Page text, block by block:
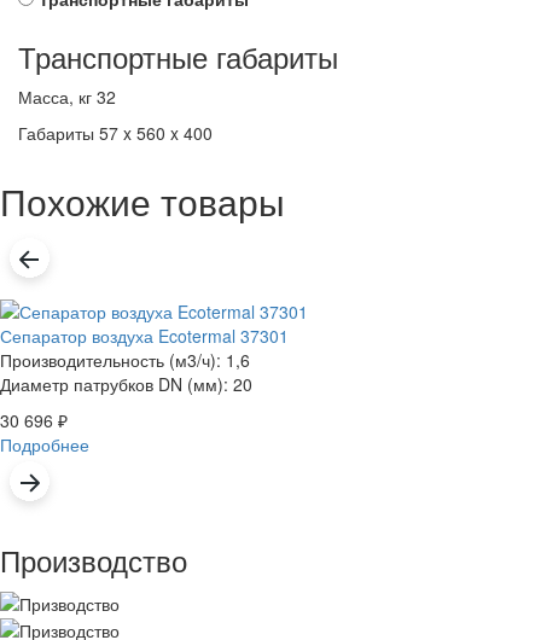
Транспортные габариты
Масса, кг 32
Габариты 57 x 560 x 400
Похожие товары
Сепаратор воздуха Ecotermal 37301
Производительность (м3/ч): 1,6
Диаметр патрубков DN (мм): 20
30 696 ₽
Подробнее
Производство